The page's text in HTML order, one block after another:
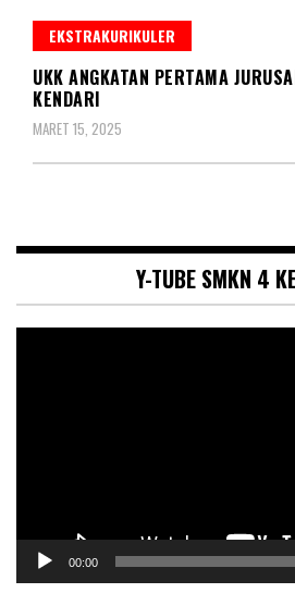
EKSTRAKURIKULER
UKK ANGKATAN PERTAMA
KENDARI
MARET 15, 2025
Y-TUBE SMKN 4
00:00